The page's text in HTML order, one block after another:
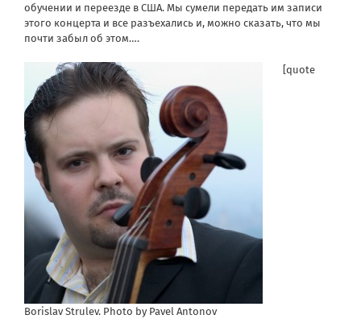
обучении и переезде в США. Мы сумели передать им записи
этого концерта и все разъехались и, можно сказать, что мы
почти забыл об этом….
Borislav Strulev. Photo by Pavel Antonov
[quote